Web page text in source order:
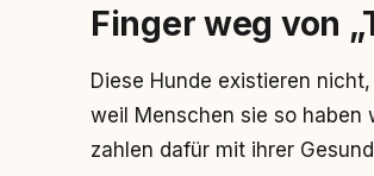
Finger weg von
Diese Hunde existieren
weil Menschen sie so haben
zahlen dafür mit ihrer